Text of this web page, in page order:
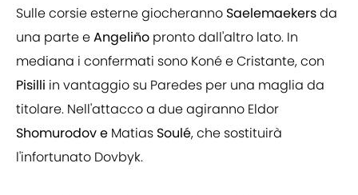
Sulle corsie esterne giocheranno Saelemaekersda
una parte eAngeliño pronto dall'altro lato. In
mediana i confermati sono Koné e Cristante, con
Pisilli in vantaggio su Paredes per una maglia da
titolare. Nell'attacco a due agiranno Eldor
Shomurodov e Matias Soulé, che sostituirà
l'infortunato Dovbyk.